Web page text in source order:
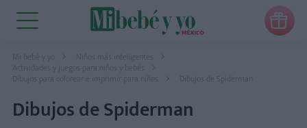

Mi bebé y yo
Niños más inteligentes
Actividades y juegos para niños y bebés
Dibujos para colorear e imprimir para niños
Dibujos de Spiderman
Dibujos de Spiderman